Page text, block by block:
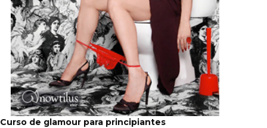
Curso de glamour para principiantes